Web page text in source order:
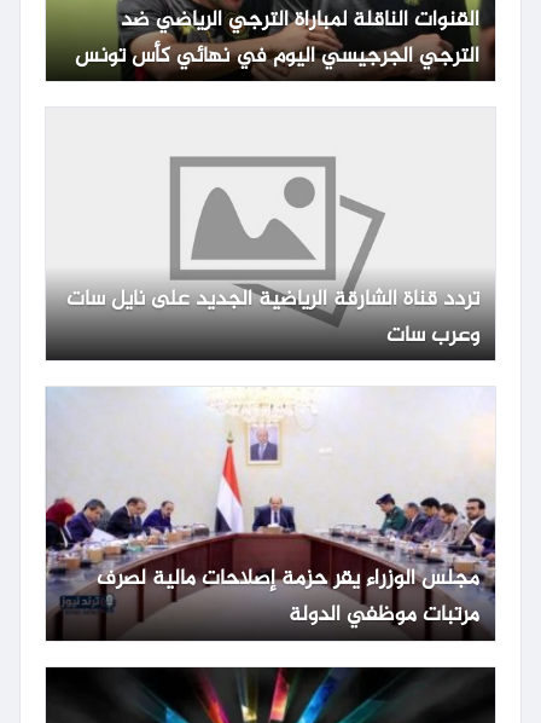
القنوات الناقلة لمباراة الترجي الرياضي ضد
الترجي الجرجيسي اليوم في نهائي كأس تونس
مع الموعد والتشكيلة
تردد قناة الشارقة الرياضية الجديد على نايل سات
وعرب سات
مجلس الوزراء يقر حزمة إصلاحات مالية لصرف
مرتبات موظفي الدولة